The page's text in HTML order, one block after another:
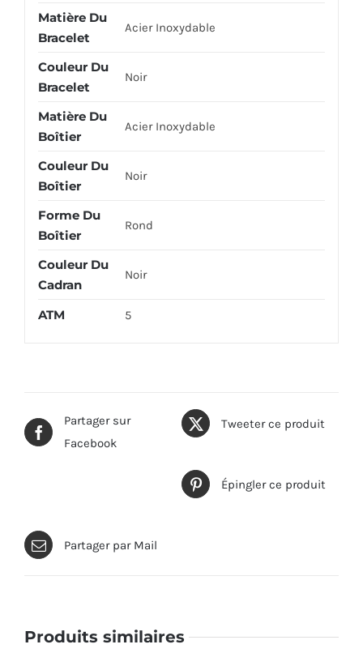
Matière Du
Bracelet
Acier Inoxydable
Couleur Du
Bracelet
Noir
Matière Du
Boîtier
Acier Inoxydable
Couleur Du
Boîtier
Noir
Forme Du
Boîtier
Rond
Couleur Du
Cadran
Noir
ATM 5
Partager sur
Facebook
Tweeter ce produit
Épingler ce produit
Partager par Mail
Produits similaires